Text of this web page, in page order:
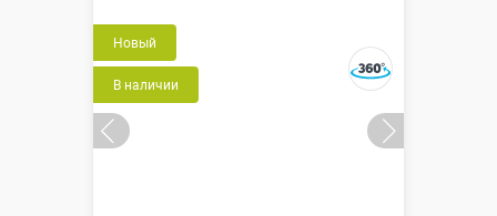
Новый
В наличии